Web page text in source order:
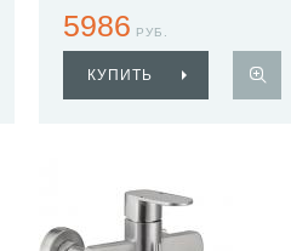
5986 РУБ.
КУПИТЬ